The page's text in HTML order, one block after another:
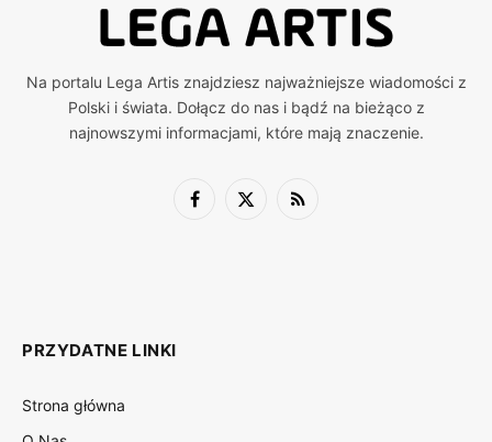
Na portalu Lega Artis znajdziesz najważniejsze wiadomości z
Polski i świata. Dołącz do nas i bądź na bieżąco z
najnowszymi informacjami, które mają znaczenie.
Facebook
X
RSS
PRZYDATNE LINKI
Strona główna